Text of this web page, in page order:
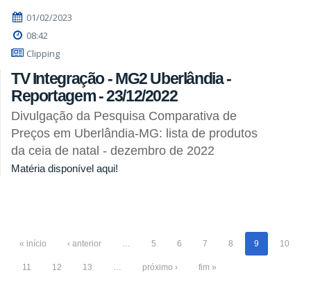
01/02/2023
08:42
Clipping
TV Integração - MG2 Uberlândia -
Reportagem - 23/12/2022
Divulgação da Pesquisa Comparativa de
Preços em Uberlândia-MG: lista de produtos
da ceia de natal - dezembro de 2022
Matéria disponível aqui!
« início ‹ anterior … 5 6 7 8 9 10
11 12 13 … próximo › fim »